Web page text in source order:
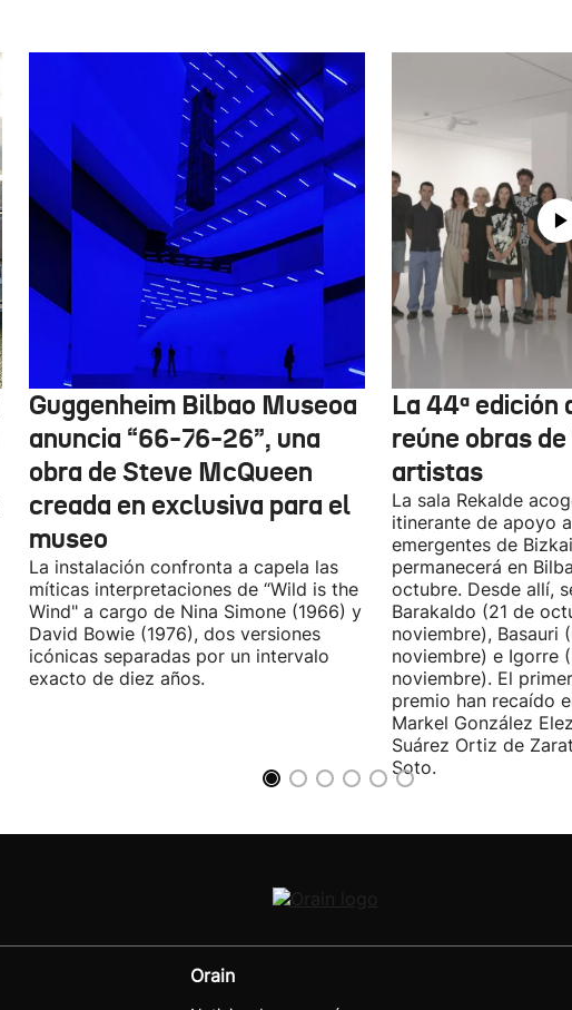
Guggenheim Bilbao Museoa
anuncia “66-76-26”, una
obra de Steve McQueen
creada en exclusiva para el
museo
La instalación confronta a capela las
míticas interpretaciones de “Wild is the
Wind" a cargo de Nina Simone (1966) y
David Bowie (1976), dos versiones
icónicas separadas por un intervalo
exacto de diez años.
La 44ª edición
reúne obras
artistas
La sala Rekalde
itinerante de apoyo
emergentes de
permanecerá en
octubre. Desde allí,
Barakaldo (21 de
noviembre), Basauri
noviembre) e Igorre
noviembre). El
premio han recaído
Markel González
Suárez Ortiz de
Soto.
Orain